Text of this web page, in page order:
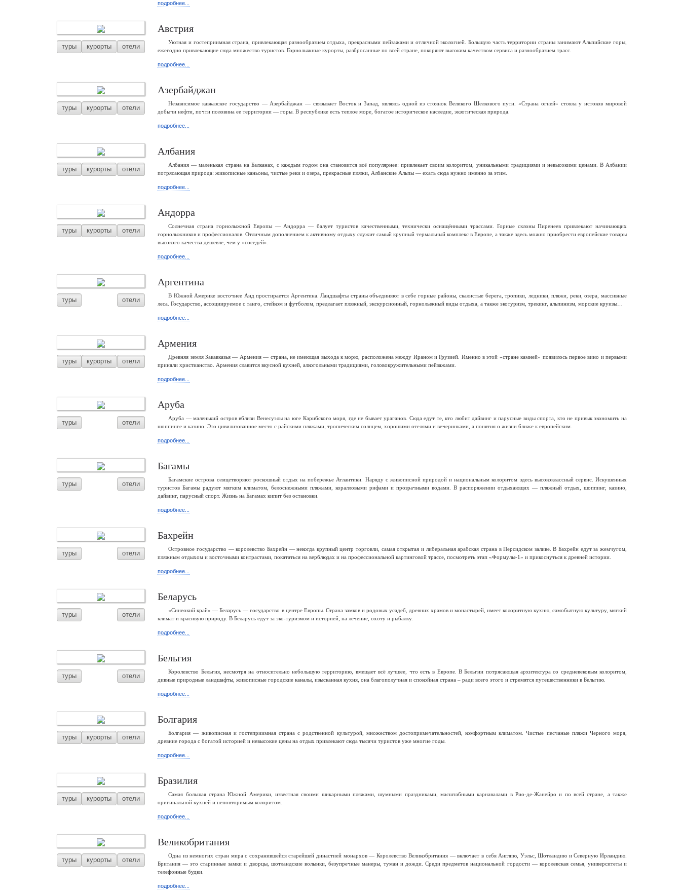
подробнее...
туры курорты отели
Австрия
Уютная и гостеприимная страна, привлекающая разнообразием отдыха, прекрасными пейзажами и отличной экологией. Большую часть территории страны занимают Альпийские горы,
ежегодно привлекающие сюда множество туристов. Горнолыжные курорты, разбросанные по всей стране, покоряют высоким качеством сервиса и разнообразием трасс.
подробнее...
туры курорты отели
Азербайджан
Независимое кавказское государство — Азербайджан — связывает Восток и Запад, являясь одной из стоянок Великого Шелкового пути. «Страна огней» стояла у истоков мировой
добычи нефти, почти половина ее территории — горы. В республике есть теплое море, богатое историческое наследие, экзотическая природа.
подробнее...
туры курорты отели
Албания
Албания — маленькая страна на Балканах, с каждым годом она становится всё популярнее: привлекает своим колоритом, уникальными традициями и невысокими ценами. В Албании
потрясающая природа: живописные каньоны, чистые реки и озера, прекрасные пляжи, Албанские Альпы — ехать сюда нужно именно за этим.
подробнее...
туры курорты отели
Андорра
Солнечная страна горнолыжной Европы — Андорра — балует туристов качественными, технически оснащёнными трассами. Горные склоны Пиренеев привлекают начинающих
горнолыжников и профессионалов. Отличным дополнением к активному отдыху служит самый крупный термальный комплекс в Европе, а также здесь можно приобрести европейские товары
высокого качества дешевле, чем у «соседей».
подробнее...
туры отели
Аргентина
В Южной Америке восточнее Анд простирается Аргентина. Ландшафты страны объединяют в себе горные районы, скалистые берега, тропики, ледники, пляжи, реки, озера, массивные
леса. Государство, ассоциируемое с танго, стейком и футболом, предлагает пляжный, экскурсионный, горнолыжный виды отдыха, а также экотуризм, трекинг, альпинизм, морские круизы…
подробнее...
туры курорты отели
Армения
Древняя земля Закавказья — Армения — страна, не имеющая выхода к морю, расположена между Ираном и Грузией. Именно в этой «стране камней» появилось первое вино и первыми
приняли христианство. Армения славится вкусной кухней, алкогольными традициями, головокружительными пейзажами.
подробнее...
туры отели
Аруба
Аруба — маленький остров вблизи Венесуэлы на юге Карибского моря, где не бывает ураганов. Сюда едут те, кто любит дайвинг и парусные виды спорта, кто не привык экономить на
шоппинге и казино. Это цивилизованное место с райскими пляжами, тропическим солнцем, хорошими отелями и вечеринками, а понятия о жизни ближе к европейским.
подробнее...
туры отели
Багамы
Багамские острова олицетворяют роскошный отдых на побережье Атлантики. Наряду с живописной природой и национальным колоритом здесь высококлассный сервис. Искушенных
туристов Багамы радуют мягким климатом, белоснежными пляжами, коралловыми рифами и прозрачными водами. В распоряжении отдыхающих — пляжный отдых, шоппинг, казино,
дайвинг, парусный спорт. Жизнь на Багамах кипит без остановки.
подробнее...
туры отели
Бахрейн
Островное государство — королевство Бахрейн — некогда крупный центр торговли, самая открытая и либеральная арабская страна в Персидском заливе. В Бахрейн едут за жемчугом,
пляжным отдыхом и восточными контрастами, покататься на верблюдах и на профессиональной картинговой трассе, посмотреть этап «Формулы-1» и прикоснуться к древней истории.
подробнее...
туры отели
Беларусь
«Синеокий край» — Беларусь — государство в центре Европы. Страна замков и родовых усадеб, древних храмов и монастырей, имеет колоритную кухню, самобытную культуру, мягкий
климат и красивую природу. В Беларусь едут за эко-туризмом и историей, на лечение, охоту и рыбалку.
подробнее...
туры отели
Бельгия
Королевство Бельгия, несмотря на относительно небольшую территорию, вмещает всё лучшее, что есть в Европе. В Бельгии потрясающая архитектура со средневековым колоритом,
дивные природные ландшафты, живописные городские каналы, изысканная кухня, она благополучная и спокойная страна – ради всего этого и стремятся путешественники в Бельгию.
подробнее...
туры курорты отели
Болгария
Болгария — живописная и гостеприимная страна с родственной культурой, множеством достопримечательностей, комфортным климатом. Чистые песчаные пляжи Черного моря,
древние города с богатой историей и невысокие цены на отдых привлекают сюда тысячи туристов уже многие годы.
подробнее...
туры курорты отели
Бразилия
Самая большая страна Южной Америки, известная своими шикарными пляжами, шумными праздниками, масштабными карнавалами в Рио-де-Жанейро и по всей стране, а также
оригинальной кухней и неповторимым колоритом.
подробнее...
туры курорты отели
Великобритания
Одна из немногих стран мира с сохранившейся старейшей династией монархов — Королевство Великобритания — включает в себя Англию, Уэльс, Шотландию и Северную Ирландию.
Британия — это старинные замки и дворцы, шотландские волынки, безупречные манеры, туман и дожди. Среди предметов национальной гордости — королевская семья, университеты и
телефонные будки.
подробнее...